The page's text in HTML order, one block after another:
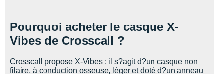
Pourquoi acheter le casque X-
Vibes de Crosscall ?
Crosscall propose X-Vibes : il s?agit d?un casque non
filaire, à conduction osseuse, léger et doté d?un anneau